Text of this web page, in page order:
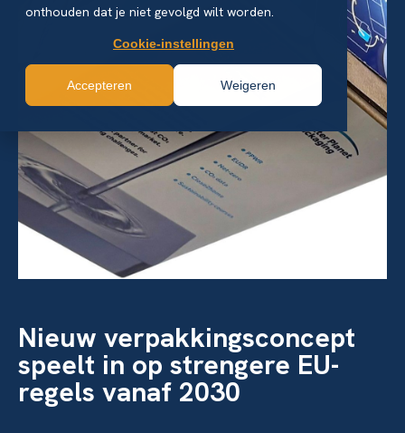
onthouden dat je niet gevolgd wilt worden.
Cookie-instellingen
Accepteren Weigeren
Nieuw verpakkingsconcept
speelt in op strengere EU-
regels vanaf 2030